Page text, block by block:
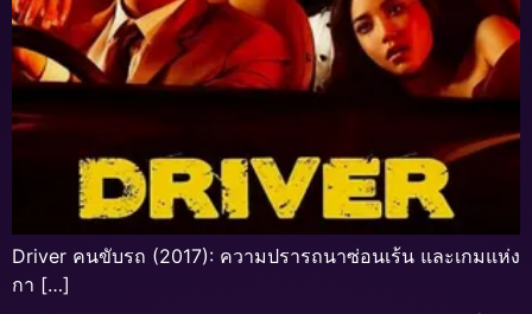
Driver คนขับรถ (2017): ความปรารถนาซ่อนเร้น และเกมแห่ง
กา […]